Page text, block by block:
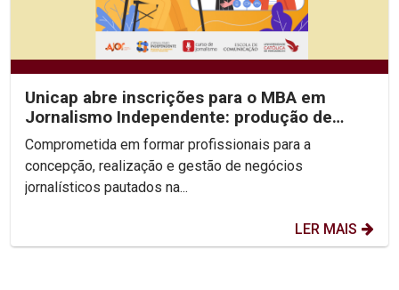
Unicap abre inscrições para o MBA em
Jornalismo Independente: produção de
conteúdos e gestão...
Comprometida em formar profissionais para a
concepção, realização e gestão de negócios
jornalísticos pautados na...
LER MAIS